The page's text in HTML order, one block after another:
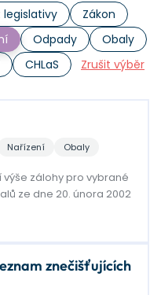
legislativy
Zákon
Odpady
Obaly
CHLaS Zrušit výběr
Nařízení Obaly
zálohy pro vybrané
ze dne 20. února 2002
znečišťujících